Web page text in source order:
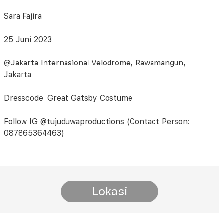
Sara Fajira
25 Juni 2023
@Jakarta Internasional Velodrome, Rawamangun,
Jakarta
Dresscode: Great Gatsby Costume
Follow IG @tujuduwaproductions (Contact Person:
087865364463)
Lokasi